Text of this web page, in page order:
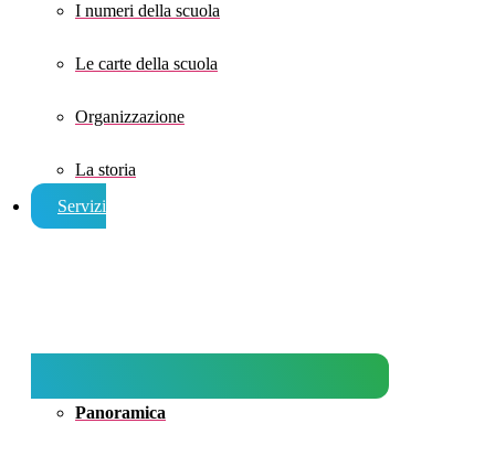
I numeri della scuola
Le carte della scuola
Organizzazione
La storia
Servizi
Panoramica